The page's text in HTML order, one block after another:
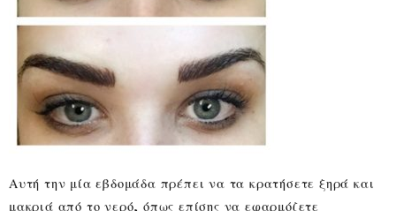
Αυτή την μία εβδομάδα πρέπει να τα κρατήσετε ξηρά και
μακριά από το νερό, όπως επίσης να εφαρμόζετε